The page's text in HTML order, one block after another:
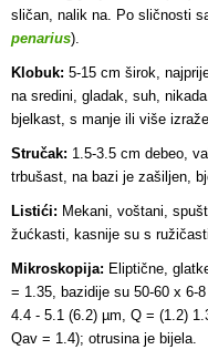
sličan, nalik na. Po sličnosti
penarius).
Klobuk: 5-15 cm širok,
na sredini, gladak, suh,
bjelkast, s manje ili više
Stručak: 1.5-3.5 cm debeo,
trbušast, na bazi je zašiljen,
Listići: Mekani, voštani,
žućkasti, kasnije su s
Mikroskopija: Eliptične,
= 1.35, bazidije su 50-60 x 6-
4.4 - 5.1 (6.2) µm, Q = (1.2)
Qav = 1.4); otrusina je bijela.